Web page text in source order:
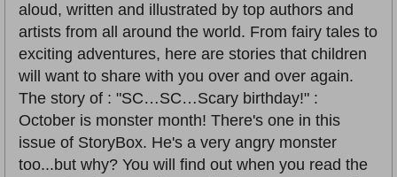
aloud, written and illustrated by top authors and
artists from all around the world. From fairy tales to
exciting adventures, here are stories that children
will want to share with you over and over again.
The story of : "SC…SC…Scary birthday!" :
October is monster month! There's one in this
issue of StoryBox. He's a very angry monster
too...but why? You will find out when you read the